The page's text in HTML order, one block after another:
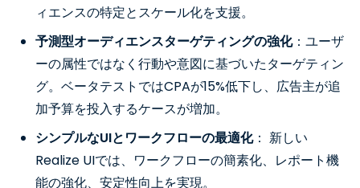
ィエンスの特定とスケール化を支援。
予測型オーディエンスターゲティングの強化：ユーザ
ーの属性ではなく行動や意図に基づいたターゲティン
グ。ベータテストではCPAが15%低下し、広告主が追
加予算を投入するケースが増加。
シンプルなUIとワークフローの最適化： 新しい
Realize UIでは、ワークフローの簡素化、レポート機
能の強化、安定性向上を実現。